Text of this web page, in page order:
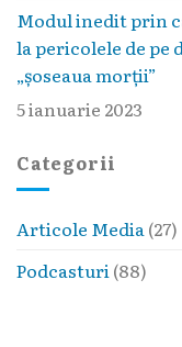
Modul inedit prin
la pericolele de pe
„șoseaua morții”
5 ianuarie 2023
Categorii
Articole Media(27)
Podcasturi(88)